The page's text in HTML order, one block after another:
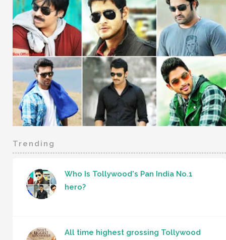
Trending
Who Is Tollywood's Pan India No.1
hero?
All time highest grossing Tollywood